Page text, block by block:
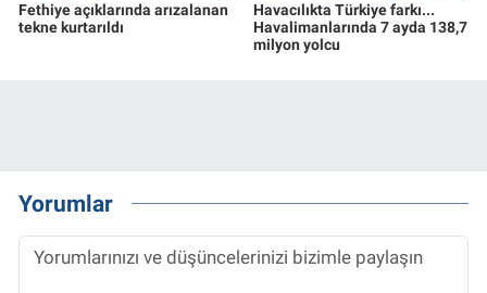
Fethiye açıklarında arızalanan
tekne kurtarıldı
Havacılıkta Türkiye farkı...
Havalimanlarında 7 ayda 138,7
milyon yolcu
Yorumlar